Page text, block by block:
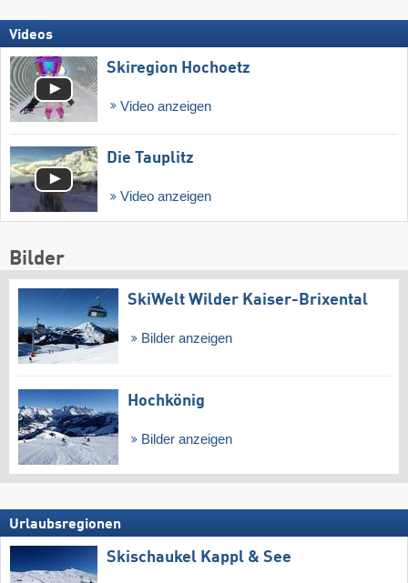
Videos
Skiregion Hochoetz
Video anzeigen
Die Tauplitz
Video anzeigen
Bilder
SkiWelt Wilder Kaiser-Brixental
Bilder anzeigen
Hochkönig
Bilder anzeigen
Urlaubsregionen
Skischaukel Kappl & See